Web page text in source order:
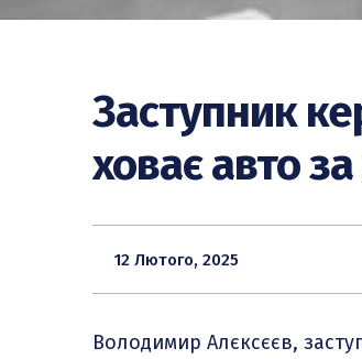
Заступник
ховає авто
12 Лютого, 2025
Володимир Алєксєєв,